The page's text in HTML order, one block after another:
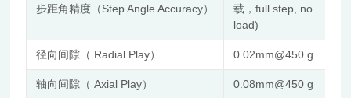
步距角精度（Step Angle Accuracy）
载，full step, no
load)
径向间隙（ Radial Play） 0.02mm@450 g
轴向间隙（ Axial Play） 0.08mm@450 g